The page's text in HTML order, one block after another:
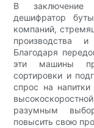
В заключение
дешифратор
компаний,
производства и
Благодаря
эти машины
сортировки и
спрос на
разумным
повысить свою